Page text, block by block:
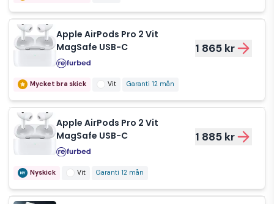
Apple AirPods Pro 2 Vit
MagSafe USB-C
1 865 kr
Mycket bra skick Vit Garanti 12 mån
Apple AirPods Pro 2 Vit
MagSafe USB-C
1 885 kr
Nyskick Vit Garanti 12 mån